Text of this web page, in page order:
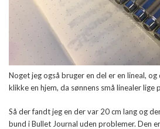
Noget jeg også bruger en del er en lineal,
klikke en hjem, da sønnens små linealer
Så der fandt jeg en der var 20 cm lang og
bund i Bullet Journal uden problemer. Den